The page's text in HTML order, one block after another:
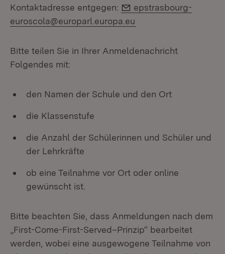
Kontaktadresse entgegen:
E-Mail:
epstrasbourg-
euroscola@europarl.europa.eu
Bitte teilen Sie in Ihrer Anmeldenachricht
Folgendes mit:
den Namen der Schule und den Ort
die Klassenstufe
die Anzahl der Schülerinnen und Schüler und
der Lehrkräfte
ob eine Teilnahme vor Ort oder online
gewünscht ist.
Bitte beachten Sie, dass Anmeldungen nach dem
„First-Come-First-Served–Prinzip“ bearbeitet
werden, wobei eine ausgewogene Teilnahme von